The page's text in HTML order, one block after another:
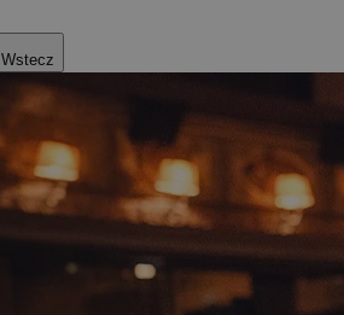
Wstecz